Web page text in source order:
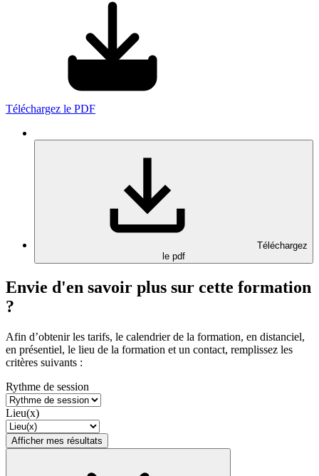
Téléchargez le PDF
Téléchargez
le pdf
Envie d'en savoir plus sur cette formation
?
Afin d’obtenir les tarifs, le calendrier de la formation, en distanciel,
en présentiel, le lieu de la formation et un contact, remplissez les
critères suivants :
Rythme de session
Lieu(x)
Afficher mes résultats